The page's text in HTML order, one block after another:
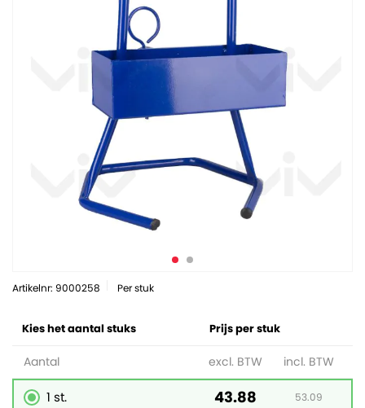
Artikelnr: 9000258 Per stuk
Kies het aantal stuks Prijs per stuk
Aantal excl. BTW incl. BTW
1 st. 43.88 53.09